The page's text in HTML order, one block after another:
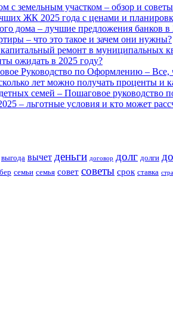
с земельным участком – обзор и
ЖК 2025 года с ценами и
дома – лучшие предложения банков в
– что это такое и зачем они нужны?
ремонт в муниципальных
ожидать в 2025 году?
Руководство по Оформлению – Все,
лет можно получать проценты и
семей – Пошаговое руководство
– льготные условия и кто может
выгода вычет деньги договор долг долги
семьи семья совет советы срок ставка